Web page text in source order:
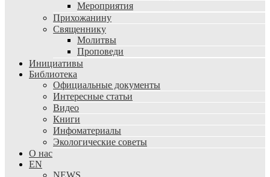
Мероприятия
Прихожанину
Священнику
Молитвы
Проповеди
Инициативы
Библиотека
Официальные документы
Интересные статьи
Видео
Книги
Инфоматериалы
Экологические советы
О нас
EN
NEWS